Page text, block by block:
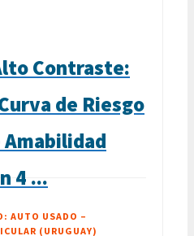
Contraste:
de Riesgo
4 ...
AUTO USADO –
(URUGUAY)